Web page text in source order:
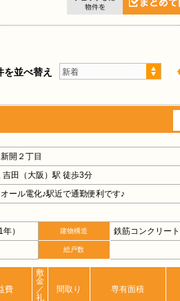
を並べ替え 新着
開２丁目
田（大阪）駅 徒歩3分
ール電化♪駅近で通勤便利です♪
） 建物構造 鉄筋コンクリート
総戸数
費
敷
金
／
礼
間取り 専有面積